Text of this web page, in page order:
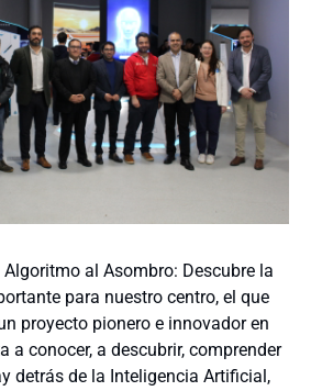
Algoritmo al Asombro: Descubre la
para nuestro centro, el que
proyecto pionero e innovador en
a conocer, a descubrir, comprender
detrás de la Inteligencia Artificial,